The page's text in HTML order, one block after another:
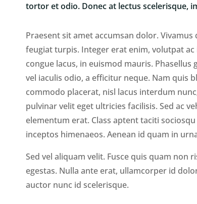
tortor et odio. Donec at lectus scelerisque,
Praesent sit amet accumsan dolor.
feugiat turpis. Integer erat enim, volutpat
congue lacus, in euismod mauris.
vel iaculis odio, a efficitur neque. Nam quis
commodo placerat, nisl lacus interdum
pulvinar velit eget ultricies facilisis. Sed ac
elementum erat. Class aptent taciti
inceptos himenaeos. Aenean id quam in
Sed vel aliquam velit. Fusce quis quam
egestas. Nulla ante erat, ullamcorper id
auctor nunc id scelerisque.